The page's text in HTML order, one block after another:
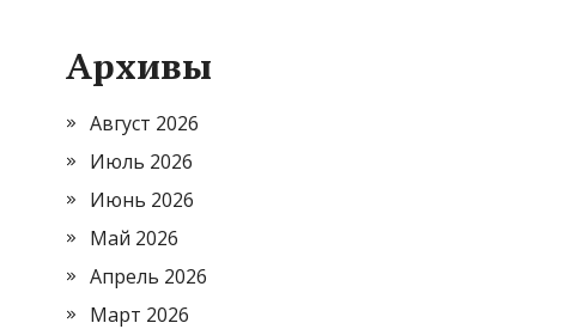
Архивы
Август 2026
Июль 2026
Июнь 2026
Май 2026
Апрель 2026
Март 2026